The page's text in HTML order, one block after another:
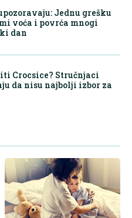
Jednu grešku
voća i povrća mnogi
dan
Crocsice? Stručnjaci
da nisu najbolji izbor za